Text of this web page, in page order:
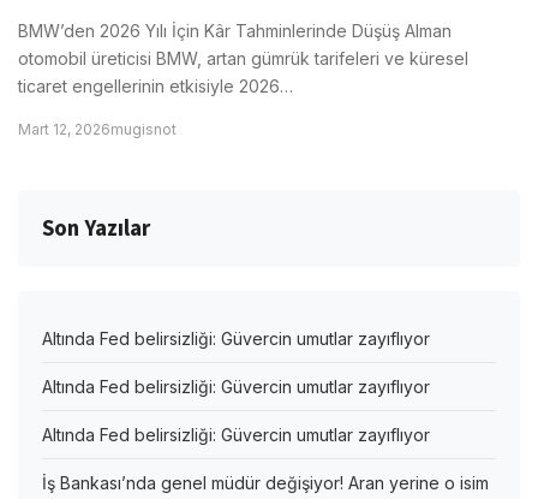
BMW’den 2026 Yılı İçin Kâr Tahminlerinde Düşüş Alman
otomobil üreticisi BMW, artan gümrük tarifeleri ve küresel
ticaret engellerinin etkisiyle 2026…
Mart 12, 2026mugisnot
Son Yazılar
Altında Fed belirsizliği: Güvercin umutlar zayıflıyor
Altında Fed belirsizliği: Güvercin umutlar zayıflıyor
Altında Fed belirsizliği: Güvercin umutlar zayıflıyor
İş Bankası’nda genel müdür değişiyor! Aran yerine o isim